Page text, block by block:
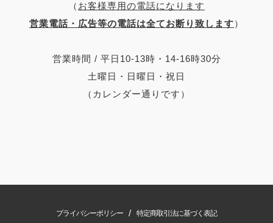
（ お客様専用の電話になります
営業電話・広告等の電話は全てお断り致します）
営業時間 / 平日10-13時・14-16時30分
土曜日・日曜日・祝日
（カレンダー通りです）
プライバシーポリシー / 特定商取引法に基づく表記